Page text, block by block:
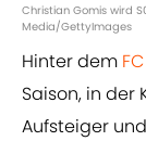
Christian Gomis wird
Media/GettyImages
Hinter dem
Saison, in
Aufsteiger